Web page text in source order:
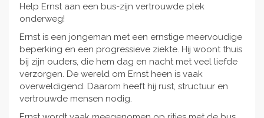
Help Ernst aan een bus-zijn vertrouwde plek
onderweg!
Ernst is een jongeman met een ernstige meervoudige
beperking en een progressieve ziekte. Hij woont thuis
bij zijn ouders, die hem dag en nacht met veel liefde
verzorgen. De wereld om Ernst heen is vaak
overweldigend. Daarom heeft hij rust, structuur en
vertrouwde mensen nodig.